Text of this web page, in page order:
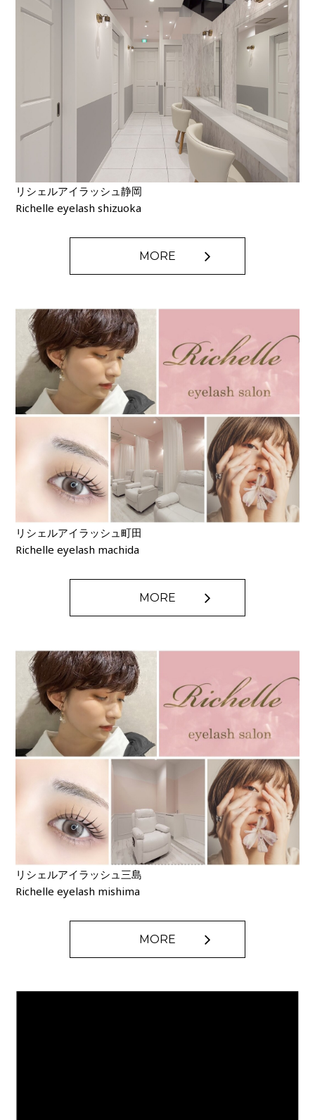
リシェルアイラッシュ静岡
Richelle eyelash shizuoka
MORE
リシェルアイラッシュ町田
Richelle eyelash machida
MORE
リシェルアイラッシュ三島
Richelle eyelash mishima
MORE